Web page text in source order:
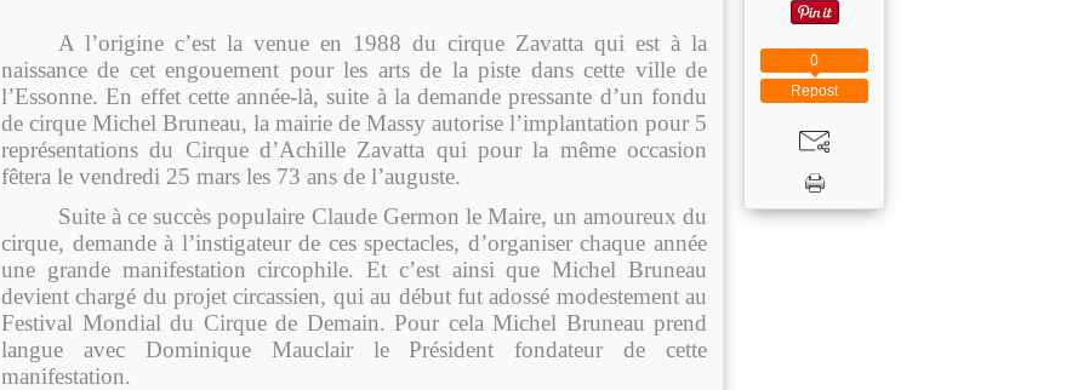
A l’origine c’est la venue en 1988 du cirque Zavatta qui est à la
naissance de cet engouement pour les arts de la piste dans cette ville de
l’Essonne. En effet cette année-là, suite à la demande pressante d’un fondu
de cirque Michel Bruneau, la mairie de Massy autorise l’implantation pour 5
représentations du Cirque d’Achille Zavatta qui pour la même occasion
fêtera le vendredi 25 mars les 73 ans de l’auguste.
Suite à ce succès populaire Claude Germon le Maire, un amoureux du
cirque, demande à l’instigateur de ces spectacles, d’organiser chaque année
une grande manifestation circophile. Et c’est ainsi que Michel Bruneau
devient chargé du projet circassien, qui au début fut adossé modestement au
Festival Mondial du Cirque de Demain. Pour cela Michel Bruneau prend
langue avec Dominique Mauclair le Président fondateur de cette
manifestation.
Repost
0